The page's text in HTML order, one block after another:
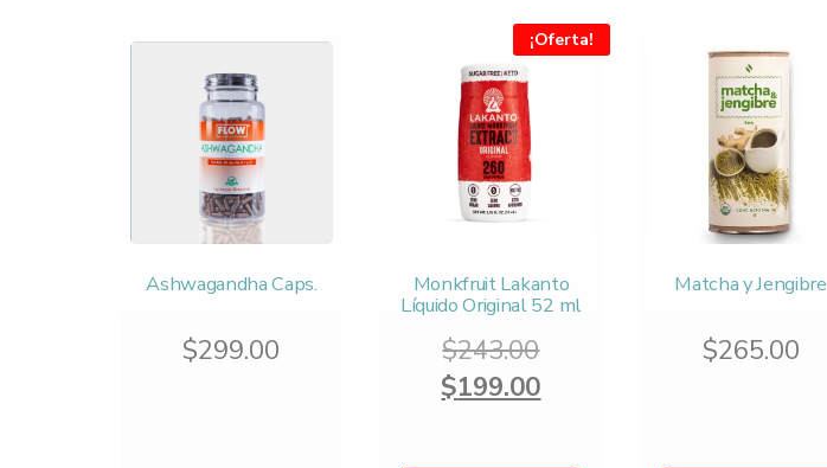
Ashwagandha Caps.
$299.00
¡Oferta!
Monkfruit Lakanto
Líquido Original 52 ml
$243.00Original
price
$243.00.
$199.00Current
is:
Matcha y Jengibre
$265.00